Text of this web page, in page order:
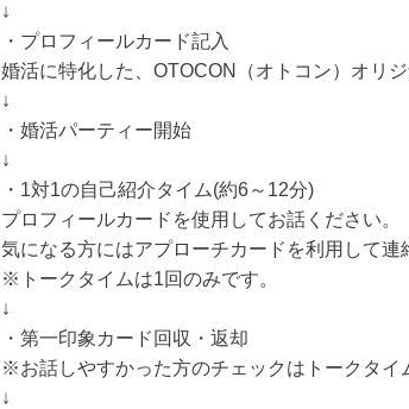
↓
・プロフィールカード記入
婚活に特化した、OTOCON（オトコン）オリジ
↓
・婚活パーティー開始
↓
・1対1の自己紹介タイム(約6～12分)
プロフィールカードを使用してお話ください。
気になる方にはアプローチカードを利用して連
※トークタイムは1回のみです。
↓
・第一印象カード回収・返却
※お話しやすかった方のチェックはトークタイ
↓